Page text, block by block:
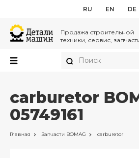
RU EN DE
Продажа строительной
техники, сервис,
carburetor
05749161
Главная Запчасти BOMAG carburetor